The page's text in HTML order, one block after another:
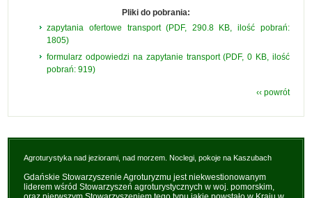
Pliki do pobrania:
zapytania ofertowe transport (PDF, 290.8 KB, ilość pobrań:
1805)
formularz odpowiedzi na zapytanie transport (PDF, 0 KB, ilość
pobrań: 919)
‹‹ powrót
Agroturystyka nad jeziorami, nad morzem. Noclegi, pokoje na Kaszubach
Gdańskie Stowarzyszenie Agroturyzmu jest niekwestionowanym
liderem wśród Stowarzyszeń agroturystycznych w woj. pomorskim,